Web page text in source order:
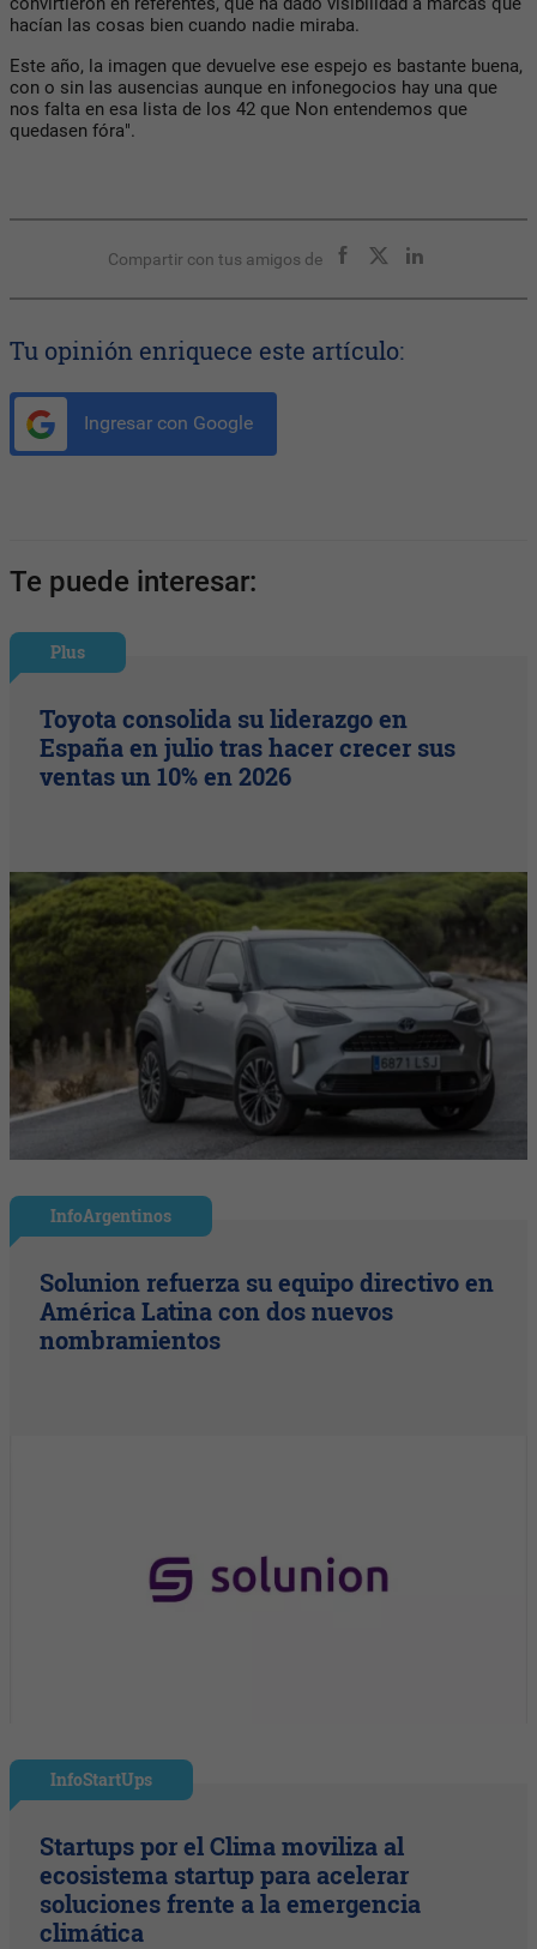
hacían las cosas bien cuando nadie miraba.
Este año, la imagen que devuelve ese espejo es bastante buena,
con o sin las ausencias aunque en infonegocios hay una que
nos falta en esa lista de los 42 que Non entendemos que
quedasen fóra".
Compartir con tus amigos de
Tu opinión enriquece este artículo:
Ingresar con Google
Te puede interesar:
Plus
Toyota consolida su liderazgo en
España en julio tras hacer crecer sus
ventas un 10% en 2026
InfoArgentinos
Solunion refuerza su equipo directivo en
América Latina con dos nuevos
nombramientos
InfoStartUps
Startups por el Clima moviliza al
ecosistema startup para acelerar
soluciones frente a la emergencia
climática